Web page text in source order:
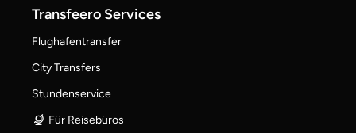
Transfeero Services
Flughafentransfer
City Transfers
Stundenservice
Für Reisebüros